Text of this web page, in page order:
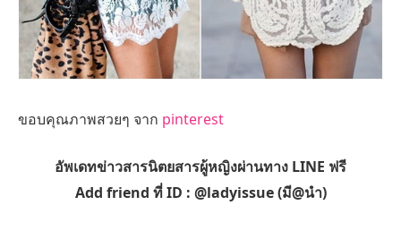
ขอบคุณภาพสวยๆ จาก pinterest
อัพเดทข่าวสารนิตยสารผู้หญิงผ่านทาง LINE ฟรี
Add friend ที่ ID : @ladyissue (มี@นำ)